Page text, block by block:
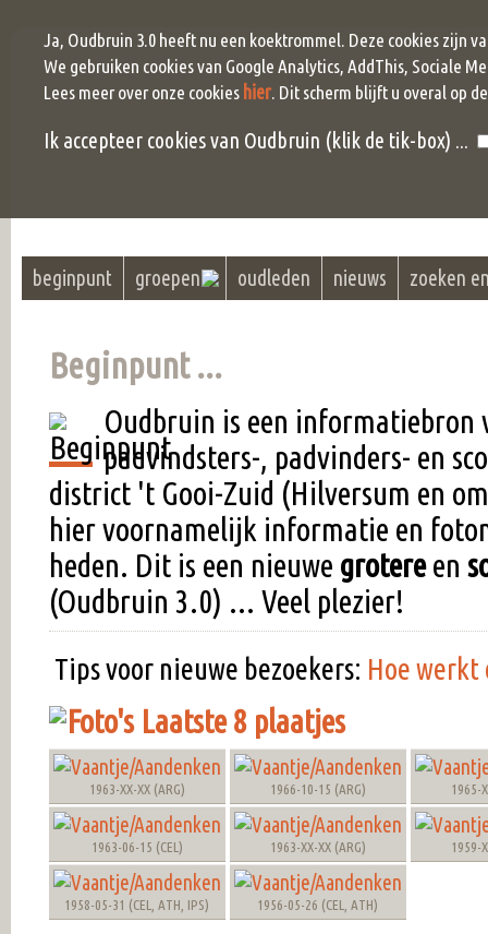
beginpunt groepen oudleden nieuws zoeken
Beginpunt ...
Oudbruin is een informatiebron
padvindsters-, padvinders- en
district 't Gooi-Zuid (Hilversum en
hier voornamelijk informatie en
heden. Dit is een nieuwe grotereen
(Oudbruin 3.0) ... Veel plezier!
Tips voor nieuwe bezoekers: Hoe werkt
Laatste 8 plaatjes
1963-XX-XX (ARG) 1966-10-15 (ARG) 1965-
1963-06-15 (CEL) 1963-XX-XX (ARG) 1959-
1958-05-31 (CEL, ATH, IPS) 1956-05-26 (CEL, ATH)
Ja, Oudbruin 3.0 heeft nu een koektrommel. Deze cookies zijn
We gebruiken cookies van Google Analytics, AddThis, Sociale
Lees meer over onze cookies hier. Dit scherm blijft u overal op
Ik accepteer cookies van Oudbruin (klik de tik-box) ...